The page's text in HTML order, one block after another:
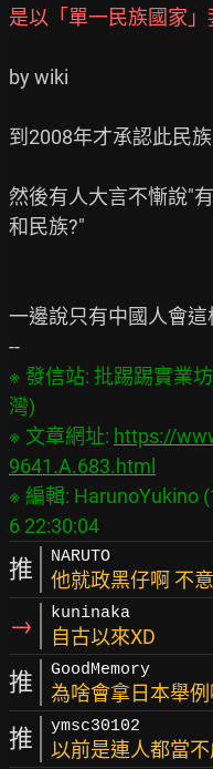
是以「單一民族國家」
by wiki
到2008年才承認此民族
然後有人大言不慚說"
和民族?"
一邊說只有中國人會
※ 發信站: 批踢踢實業
灣)
※ 文章網址: https://
9641.A.683.html
※ 編輯: HarunoYukino
推 NARUTO
他就政黑仔啊 不
→ kuninaka
自古以來XD
推 GoodMemory
為啥會拿日本舉
推 ymsc30102
以前是連人都當